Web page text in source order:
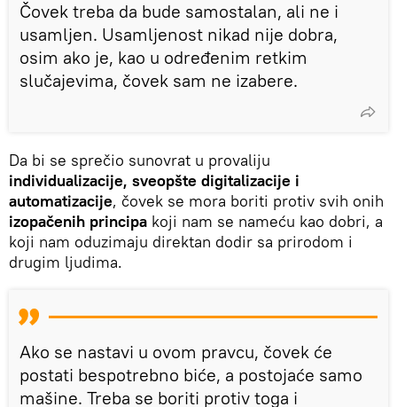
Čovek treba da bude samostalan, ali ne i
usamljen. Usamljenost nikad nije dobra,
osim ako je, kao u određenim retkim
slučajevima, čovek sam ne izabere.
Da bi se sprečio sunovrat u provaliju
individualizacije, sveopšte digitalizacije i
automatizacije, čovek se mora boriti protiv svih onih
izopačenih principa koji nam se nameću kao dobri, a
koji nam oduzimaju direktan dodir sa prirodom i
drugim ljudima.
Ako se nastavi u ovom pravcu, čovek će
postati bespotrebno biće, a postojaće samo
mašine. Treba se boriti protiv toga i